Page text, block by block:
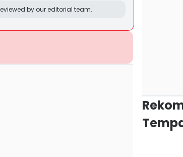
by our editorial team.